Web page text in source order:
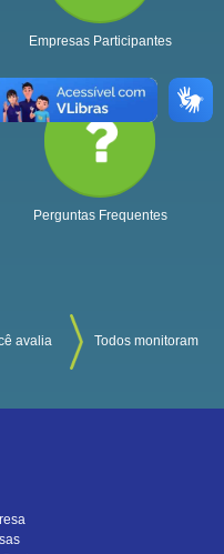
Empresas Participantes
Perguntas Frequentes
avalia Todos monitoram